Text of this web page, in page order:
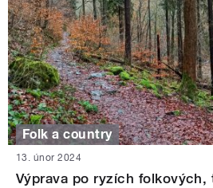
Folk a country
13. únor 2024
Výprava po ryzích folkových,